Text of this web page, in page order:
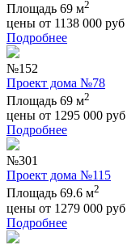
Площадь 69 м2
цены от 1138 000 руб
Подробнее
№152
Проект дома №78
Площадь 69 м2
цены от 1295 000 руб
Подробнее
№301
Проект дома №115
Площадь 69.6 м2
цены от 1279 000 руб
Подробнее